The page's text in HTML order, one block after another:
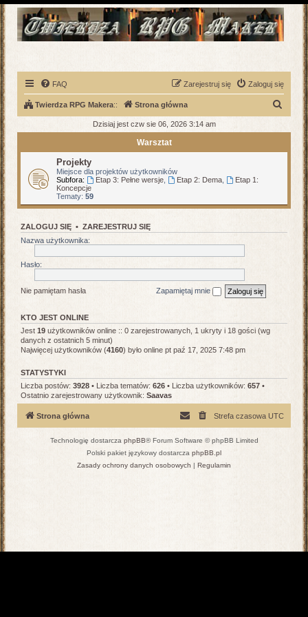
FAQ Zaloguj się
Zarejestruj się
Twierdza RPG Makera:: Strona główna
k
Dzisiaj jest czw sie 06, 2026 3:14 am
Warsztat
Projekty
Miejsce dla projektów użytkowników
Subfora:
Etap 3: Pełne wersje, Etap 2: Dema,
Etap 1:
Koncepcje
Tematy: 59
ZALOGUJ SIĘ • ZAREJESTRUJ SIĘ
Nazwa użytkownika:
Hasło:
Nie pamiętam hasła Zapamiętaj mnie
KTO JEST ONLINE
Jest 19 użytkowników online :: 0 zarejestrowanych, 1 ukryty i 18 gości (wg
danych z ostatnich 5 minut)
Najwięcej użytkowników (4160) było online pt paź 17, 2025 7:48 pm
STATYSTYKI
Liczba postów: 3928 • Liczba tematów: 626 • Liczba użytkowników: 657 •
Ostatnio zarejestrowany użytkownik: Saavas
Strona główna Strefa czasowa UTC
Technologię dostarcza phpBB® Forum Software © phpBB Limited
Polski pakiet językowy dostarcza phpBB.pl
Zasady ochrony danych osobowych | Regulamin